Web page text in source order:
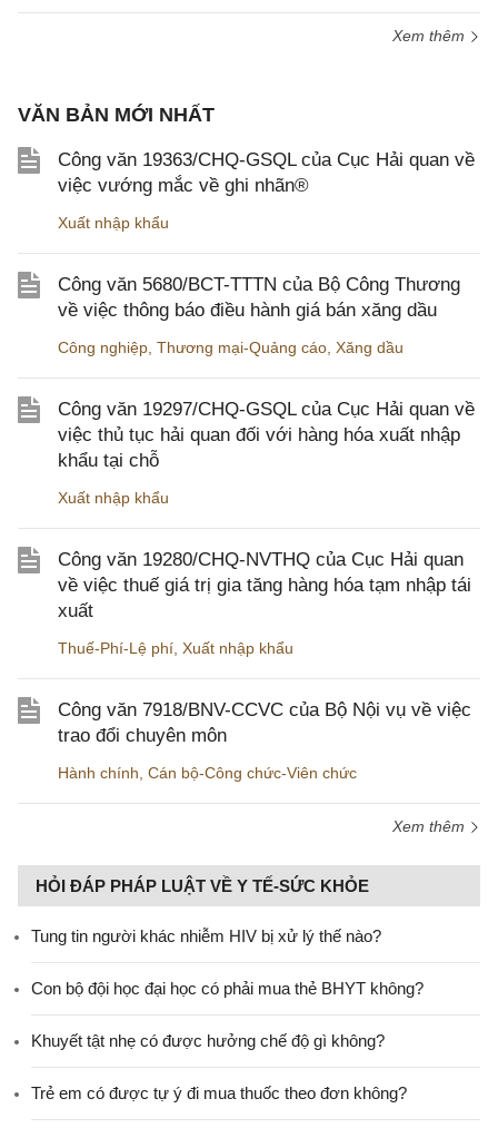
Xem thêm
VĂN BẢN MỚI NHẤT
Công văn 19363/CHQ-GSQL của Cục Hải quan về
việc vướng mắc về ghi nhãn®
Xuất nhập khẩu
Công văn 5680/BCT-TTTN của Bộ Công Thương
về việc thông báo điều hành giá bán xăng dầu
Công nghiệp Thương mại-Quảng cáo Xăng dầu
Công văn 19297/CHQ-GSQL của Cục Hải quan về
việc thủ tục hải quan đối với hàng hóa xuất nhập
khẩu tại chỗ
Xuất nhập khẩu
Công văn 19280/CHQ-NVTHQ của Cục Hải quan
về việc thuế giá trị gia tăng hàng hóa tạm nhập tái
xuất
Thuế-Phí-Lệ phí Xuất nhập khẩu
Công văn 7918/BNV-CCVC của Bộ Nội vụ về việc
trao đổi chuyên môn
Hành chính Cán bộ-Công chức-Viên chức
Xem thêm
HỎI ĐÁP PHÁP LUẬT VỀ Y TẾ-SỨC KHỎE
Tung tin người khác nhiễm HIV bị xử lý thế nào?
Con bộ đội học đại học có phải mua thẻ BHYT không?
Khuyết tật nhẹ có được hưởng chế độ gì không?
Trẻ em có được tự ý đi mua thuốc theo đơn không?